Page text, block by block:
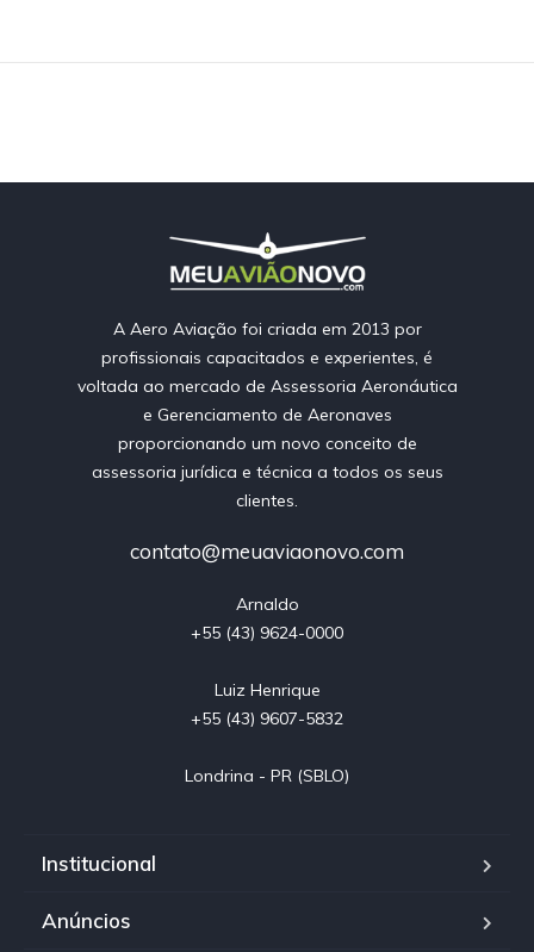
A Aero Aviação foi criada em 2013 por
profissionais capacitados e experientes, é
voltada ao mercado de Assessoria Aeronáutica
e Gerenciamento de Aeronaves
proporcionando um novo conceito de
assessoria jurídica e técnica a todos os seus
clientes.
contato@meuaviaonovo.com
Arnaldo
+55 (43) 9624-0000
Luiz Henrique
+55 (43) 9607-5832
Londrina - PR (SBLO)
Institucional
Anúncios